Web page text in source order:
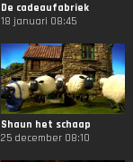
De cadeaufabriek
18 januari 08:45
Shaun het schaap
25 december 08:10